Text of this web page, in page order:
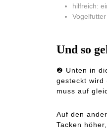
hilfreich:
Und so
❷ Unten in
gesteckt wird
muss auf
Auf den
Tacken